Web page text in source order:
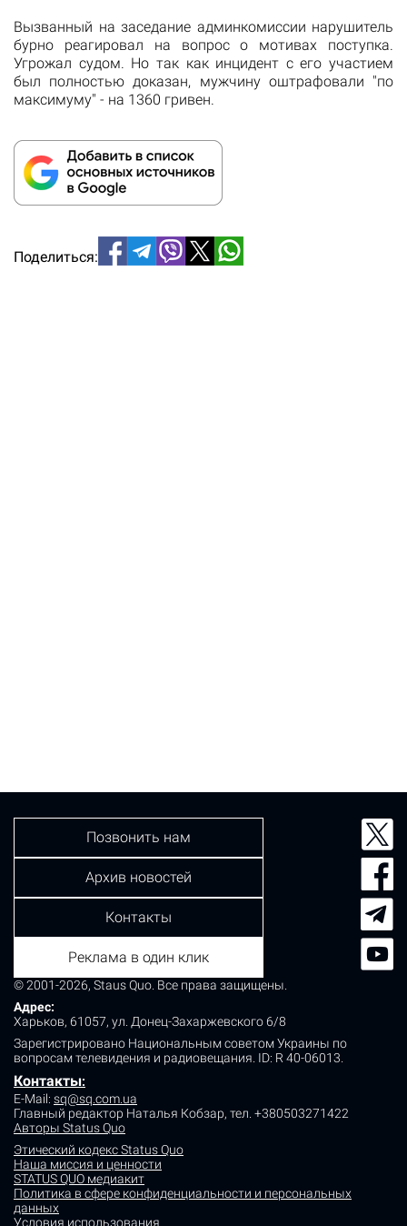
Вызванный на заседание админкомиссии нарушитель
бурно реагировал на вопрос о мотивах поступка.
Угрожал судом. Но так как инцидент с его участием
был полностью доказан, мужчину оштрафовали "по
максимуму" - на 1360 гривен.
Поделиться:
© 2001-2026, Staus Quo. Все права защищены.
Адрес:
Харьков, 61057, ул. Донец-Захаржевского 6/8
Зарегистрировано Национальным советом Украины по
вопросам телевидения и радиовещания. ID: R 40-06013.
Контакты:
E-Mail: sq@sq.com.ua
Главный редактор Наталья Кобзар, тел. +380503271422
Авторы Status Quo
Этический кодекс Status Quo
Наша миссия и ценности
STATUS QUO медиакит
Политика в сфере конфиденциальности и персональных
данных
Условия использования
Позвонить нам
Архив новостей
Контакты
Реклама в один клик